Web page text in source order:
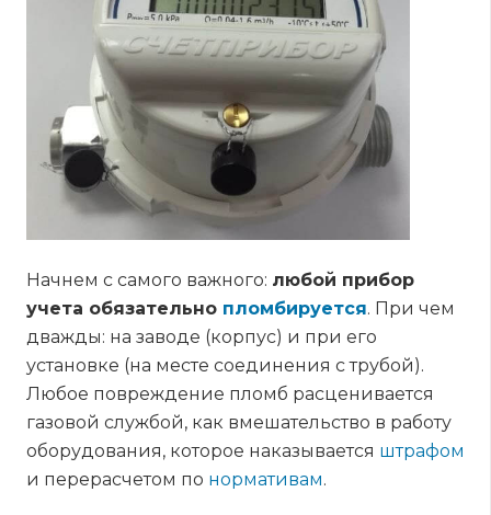
Начнем с самого важного: любой прибор
учета обязательно пломбируется. При чем
дважды: на заводе (корпус) и при его
установке (на месте соединения с трубой).
Любое повреждение пломб расценивается
газовой службой, как вмешательство в работу
оборудования, которое наказывается штрафом
и перерасчетом по нормативам.